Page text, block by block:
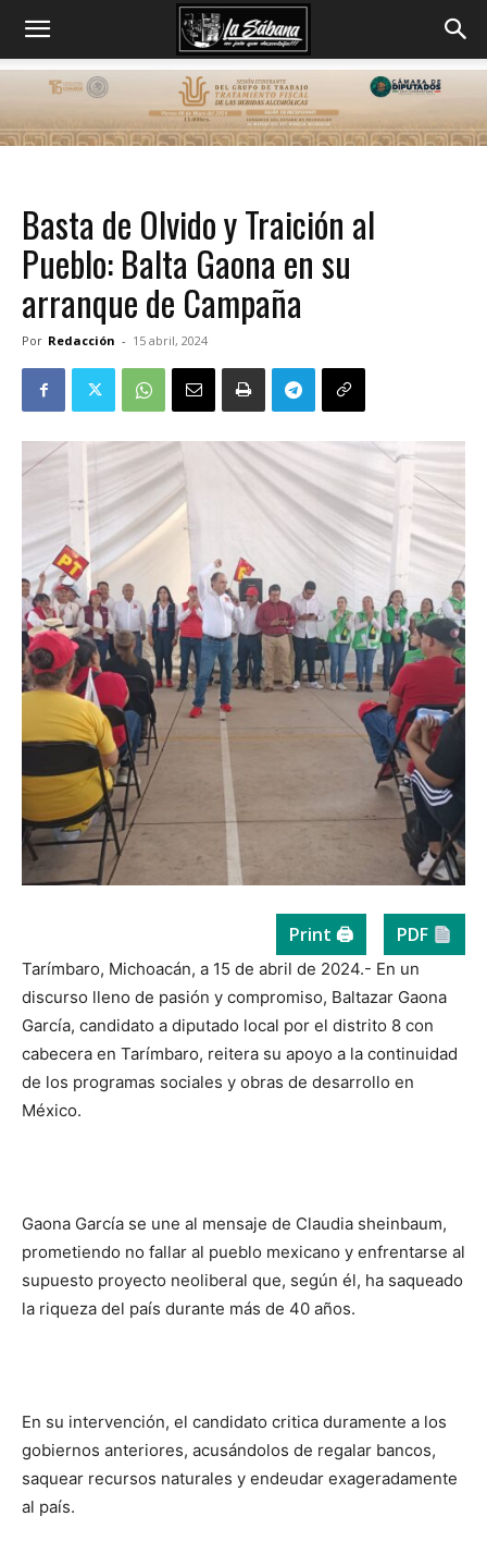
Basta de Olvido y Traición al
Pueblo: Balta Gaona en su
arranque de Campaña
Por Redacción - 15 abril, 2024
Print 🖨 PDF
Tarímbaro, Michoacán, a 15 de abril de 2024.- En un
discurso lleno de pasión y compromiso, Baltazar Gaona
García, candidato a diputado local por el distrito 8 con
cabecera en Tarímbaro, reitera su apoyo a la continuidad
de los programas sociales y obras de desarrollo en
México.
Gaona García se une al mensaje de Claudia sheinbaum,
prometiendo no fallar al pueblo mexicano y enfrentarse al
supuesto proyecto neoliberal que, según él, ha saqueado
la riqueza del país durante más de 40 años.
En su intervención, el candidato critica duramente a los
gobiernos anteriores, acusándolos de regalar bancos,
saquear recursos naturales y endeudar exageradamente
al país.